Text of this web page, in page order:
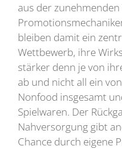
aus der
bleiben damit ein
Wettbewerb, ihre
stärker denn je von
ab und nicht all ein
Nonfood insgesamt
Spielwaren. Der
Nahversorgung gibt
Chance durch eigene